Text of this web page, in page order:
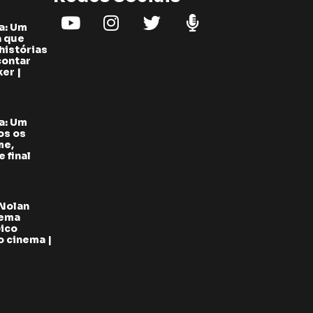
Um
que
|
Um
os
final
cinema |